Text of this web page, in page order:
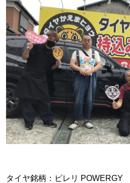
タイヤ銘柄：ピレリ POWERGY